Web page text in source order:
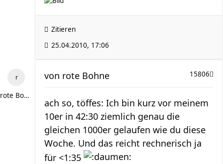
Zitieren
25.04.2010, 17:06
rote Bohne
15806
von rote Bohne
ach so, töffes: Ich bin kurz vor meinem
10er in 42:30 ziemlich genau die
gleichen 1000er gelaufen wie du diese
Woche. Und das reicht rechnerisch ja
für <1:35